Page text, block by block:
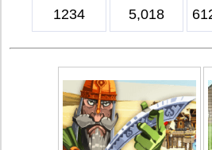
5,018
1234